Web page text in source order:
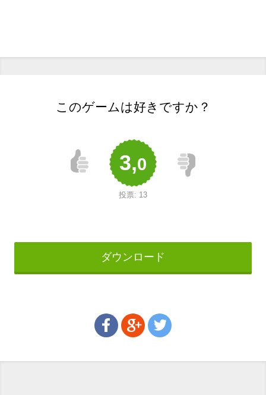
このゲームは好きですか？
3,0
投票: 13
ダウンロード